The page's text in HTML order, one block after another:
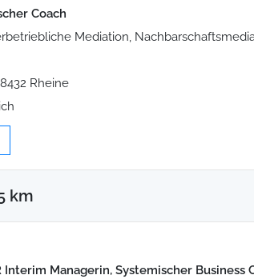
Coach
Mediation,
Rheine
km
Managerin, Systemischer Business